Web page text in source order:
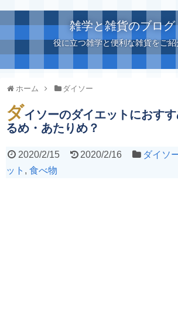
雑学と雑貨のブログ
役に立つ雑学と便利な雑貨をご
ホーム ダイソー
ダイソーのダイエットにおす
るめ・あたりめ？
2020/2/15 2020/2/16 ダイソ
ット , 食べ物